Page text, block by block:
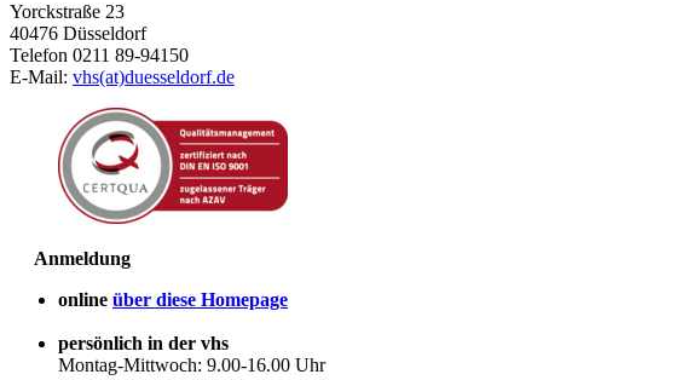
Yorckstraße 23
40476 Düsseldorf
Telefon 0211 89-94150
E-Mail: vhs(at)duesseldorf.de
Anmeldung
online über diese Homepage
persönlich in der vhs
Montag-Mittwoch: 9.00-16.00 Uhr